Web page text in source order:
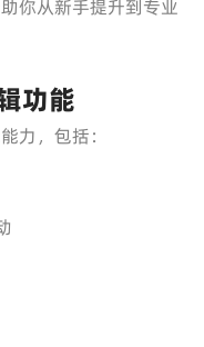
你从新手提升到专业
功能
力，包括：